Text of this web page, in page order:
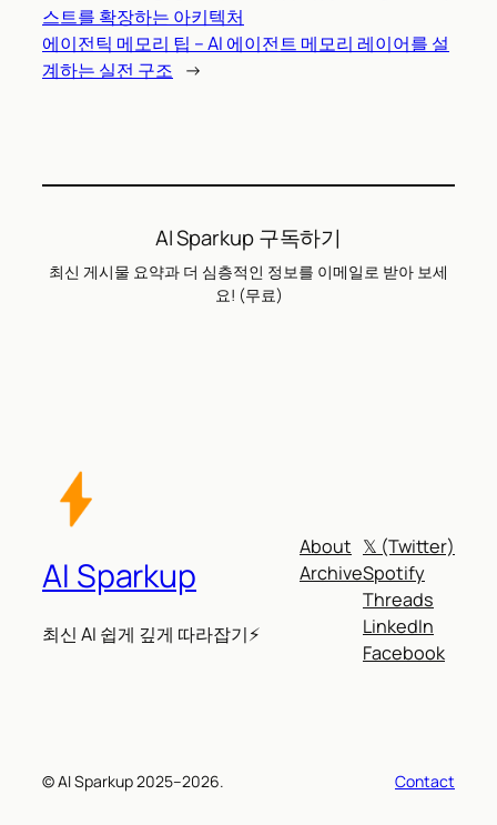
스트를 확장하는 아키텍처
에이전틱 메모리 팁 – AI 에이전트 메모리 레이어를 설
계하는 실전 구조 →
AI Sparkup 구독하기
최신 게시물 요약과 더 심층적인 정보를 이메일로 받아 보세
요! (무료)
AI Sparkup
최신 AI 쉽게 깊게 따라잡기⚡
About
Archive
𝕏 (Twitter)
Spotify
Threads
LinkedIn
Facebook
© AI Sparkup 2025–2026. Contact